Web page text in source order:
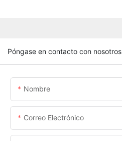
Póngase en contacto con nosotros
Nombre
Correo Electrónico